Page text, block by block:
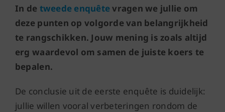
In de tweede enquêtevragen we jullie om
deze punten op volgorde van belangrijkheid
te rangschikken. Jouw mening is zoals altijd
erg waardevol om samen de juiste koers te
bepalen.
De conclusie uit de eerste enquête is duidelijk:
jullie willen vooral verbeteringen rondom de